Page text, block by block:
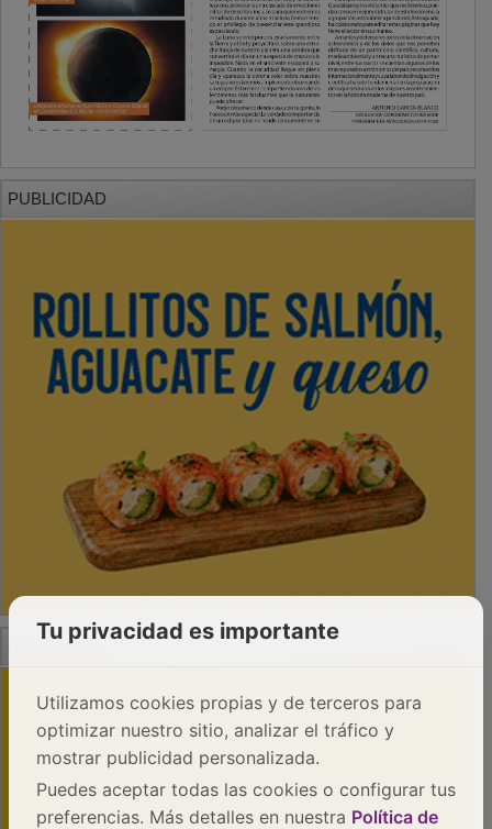
PUBLICIDAD
PUBLICIDAD
Tu privacidad es importante
Utilizamos cookies propias y de terceros para
optimizar nuestro sitio, analizar el tráfico y
mostrar publicidad personalizada.
Puedes aceptar todas las cookies o configurar tus
preferencias. Más detalles en nuestra Política de